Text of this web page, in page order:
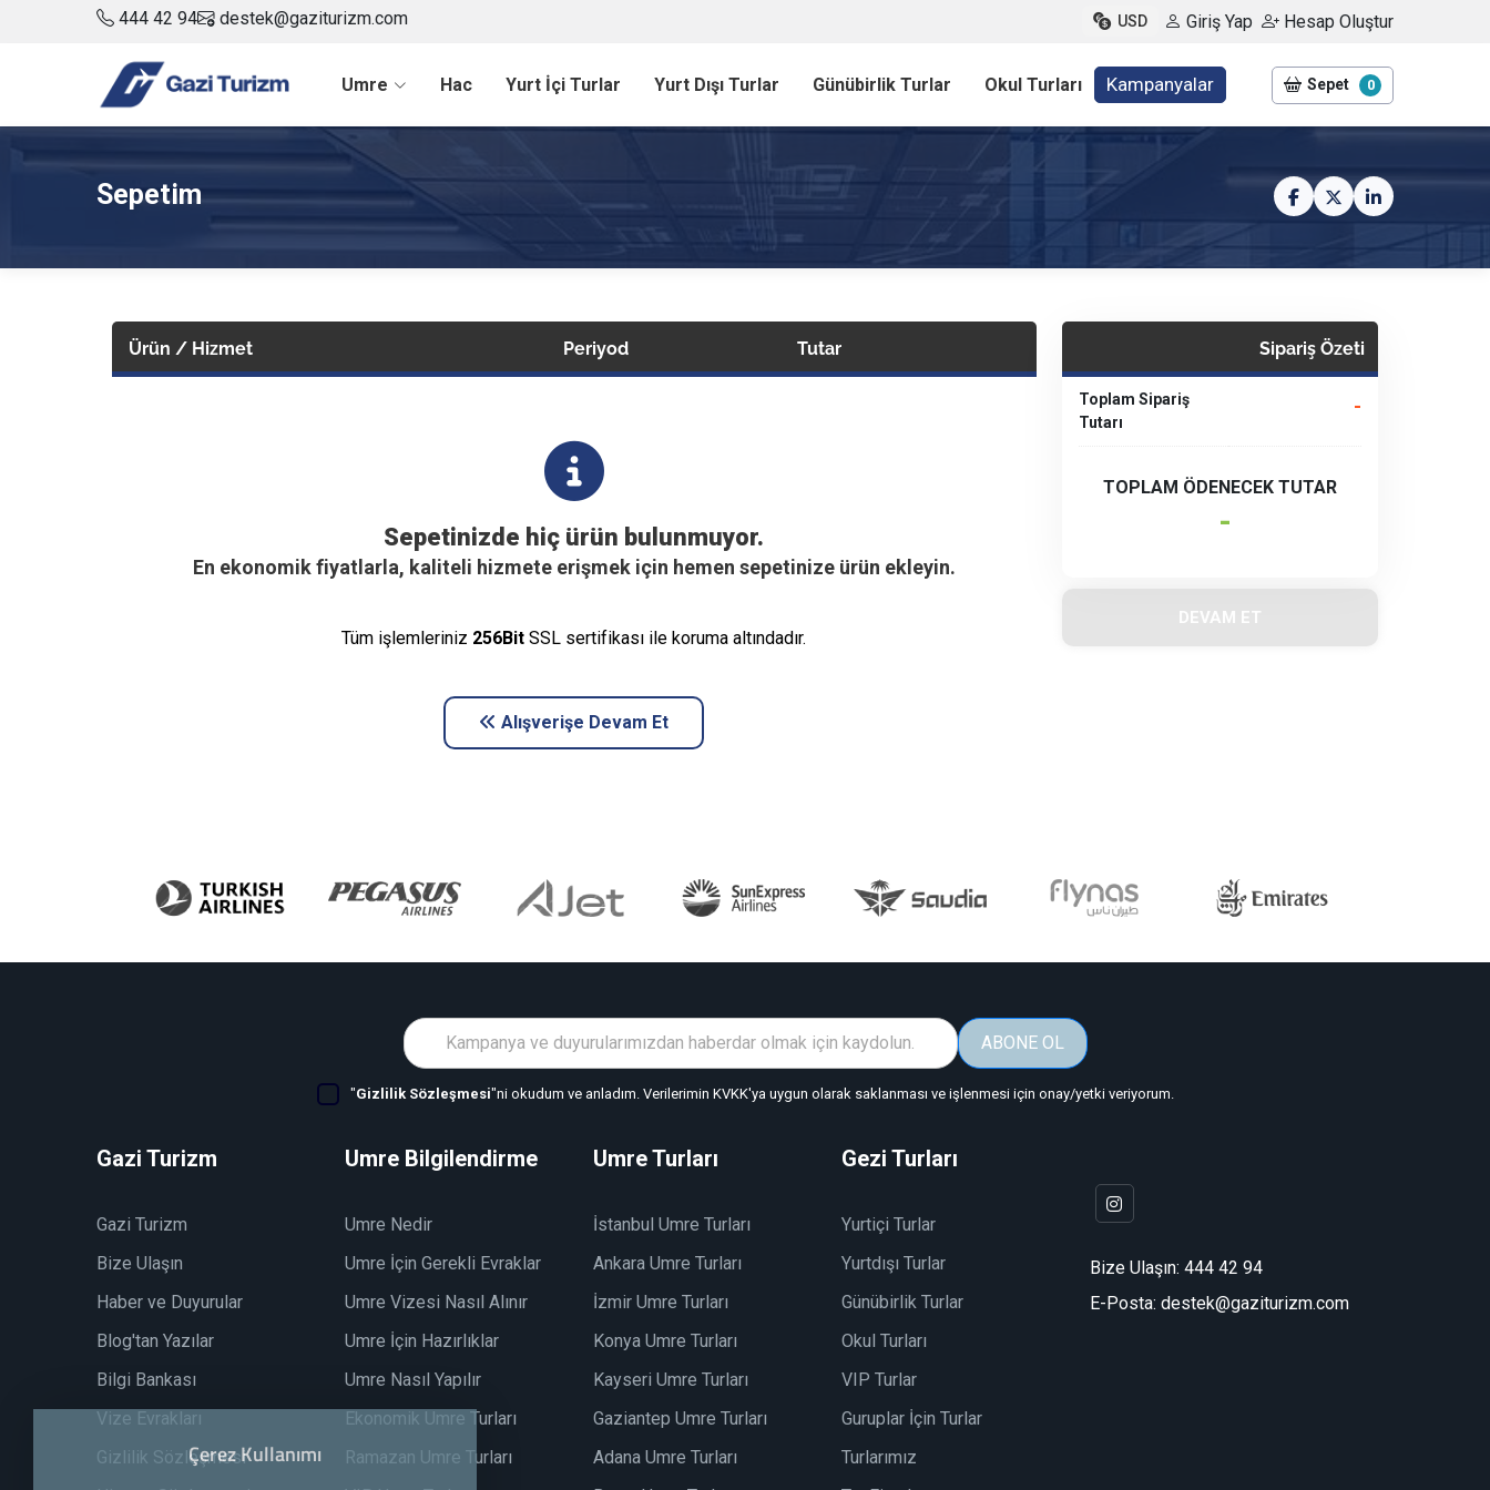
444 42 94 destek@gaziturizm.com USD Giriş Yap Hesap Oluştur
Umre Hac Yurt İçi Turlar Yurt Dışı Turlar Günübirlik Turlar Okul Turları Kampanyalar Sepet 0
Sepetim
Ürün / Hizmet Periyod Tutar
Sepetinizde hiç ürün bulunmuyor.
En ekonomik fiyatlarla, kaliteli hizmete erişmek için hemen sepetinize ürün ekleyin.
Tüm işlemleriniz 256Bit SSL sertifikası ile koruma altındadır.
Alışverişe Devam Et
Sipariş Özeti
Toplam Sipariş
Tutarı
-
TOPLAM ÖDENECEK TUTAR
-
DEVAM ET
ABONE OL
"Gizlilik Sözleşmesi"ni okudum ve anladım. Verilerimin KVKK'ya uygun olarak saklanması ve işlenmesi için onay/yetki veriyorum.
Gazi Turizm
Gazi Turizm
Bize Ulaşın
Haber ve Duyurular
Blog'tan Yazılar
Bilgi Bankası
Vize Evrakları
Gizlilik Sözleşmesi
Umre Bilgilendirme
Umre Nedir
Umre İçin Gerekli Evraklar
Umre Vizesi Nasıl Alınır
Umre İçin Hazırlıklar
Umre Nasıl Yapılır
Ekonomik Umre Turları
Ramazan Umre Turları
Umre Turları
İstanbul Umre Turları
Ankara Umre Turları
İzmir Umre Turları
Konya Umre Turları
Kayseri Umre Turları
Gaziantep Umre Turları
Adana Umre Turları
Gezi Turları
Yurtiçi Turlar
Yurtdışı Turlar
Günübirlik Turlar
Okul Turları
VIP Turlar
Guruplar İçin Turlar
Turlarımız
Bize Ulaşın: 444 42 94
E-Posta: destek@gaziturizm.com
Çerez Kullanımı